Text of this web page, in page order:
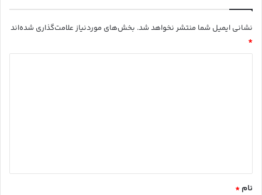
نشانی ایمیل شما منتشر نخواهد شد. بخش‌های موردنیاز علامت‌گذاری شده‌اند
*
نام *